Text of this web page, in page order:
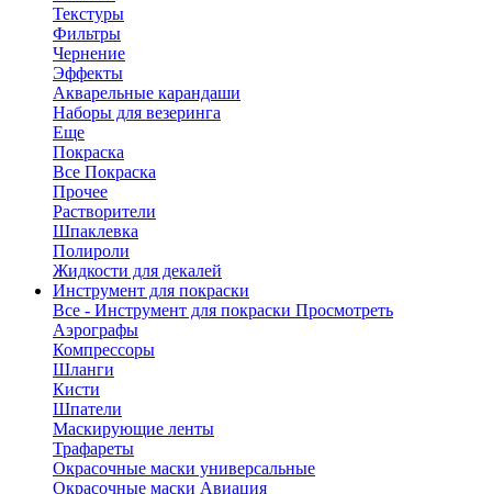
Текстуры
Фильтры
Чернение
Эффекты
Акварельные карандаши
Наборы для везеринга
Еще
Покраска
Все Покраска
Прочее
Растворители
Шпаклевка
Полироли
Жидкости для декалей
Инструмент для покраски
Все - Инструмент для покраски Просмотреть
Аэрографы
Компрессоры
Шланги
Кисти
Шпатели
Маскирующие ленты
Трафареты
Окрасочные маски универсальные
Окрасочные маски Авиация